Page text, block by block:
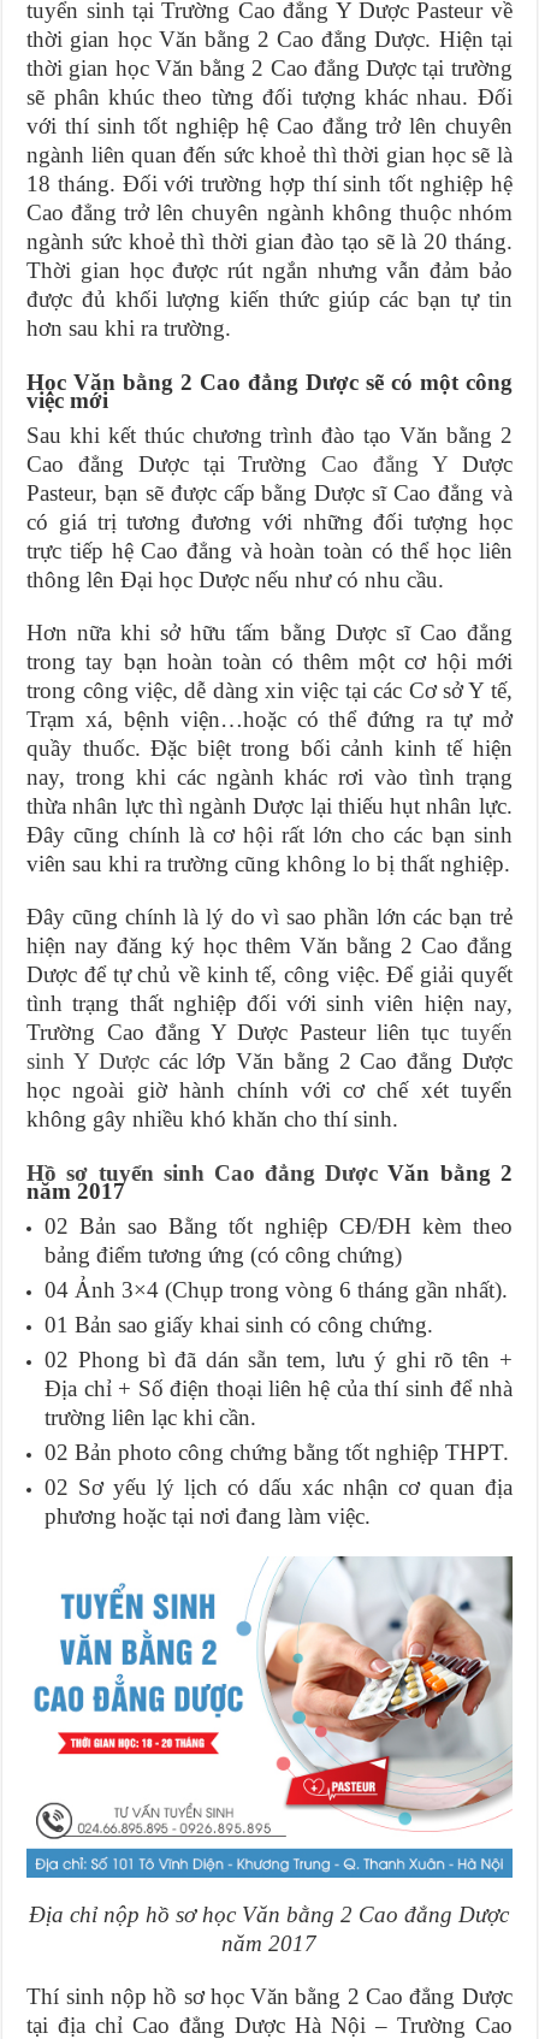
tuyển sinh tại Trường Cao đẳng Y Dược Pasteur về
thời gian học Văn bằng 2 Cao đẳng Dược. Hiện tại
thời gian học Văn bằng 2 Cao đẳng Dược tại trường
sẽ phân khúc theo từng đối tượng khác nhau. Đối
với thí sinh tốt nghiệp hệ Cao đẳng trở lên chuyên
ngành liên quan đến sức khoẻ thì thời gian học sẽ là
18 tháng. Đối với trường hợp thí sinh tốt nghiệp hệ
Cao đẳng trở lên chuyên ngành không thuộc nhóm
ngành sức khoẻ thì thời gian đào tạo sẽ là 20 tháng.
Thời gian học được rút ngắn nhưng vẫn đảm bảo
được đủ khối lượng kiến thức giúp các bạn tự tin
hơn sau khi ra trường.
Học Văn bằng 2 Cao đẳng Dược sẽ có một công
việc mới
Sau khi kết thúc chương trình đào tạo Văn bằng 2
Cao đẳng Dược tại TrườngCao đẳng YDược
Pasteur, bạn sẽ được cấp bằng Dược sĩ Cao đẳng và
có giá trị tương đương với những đối tượng học
trực tiếp hệ Cao đẳng và hoàn toàn có thể học liên
thông lên Đại học Dược nếu như có nhu cầu.
Hơn nữa khi sở hữu tấm bằng Dược sĩ Cao đẳng
trong tay bạn hoàn toàn có thêm một cơ hội mới
trong công việc, dễ dàng xin việc tại các Cơ sở Y tế,
Trạm xá, bệnh viện…hoặc có thể đứng ra tự mở
quầy thuốc. Đặc biệt trong bối cảnh kinh tế hiện
nay, trong khi các ngành khác rơi vào tình trạng
thừa nhân lực thì ngành Dược lại thiếu hụt nhân lực.
Đây cũng chính là cơ hội rất lớn cho các bạn sinh
viên sau khi ra trường cũng không lo bị thất nghiệp.
Đây cũng chính là lý do vì sao phần lớn các bạn trẻ
hiện nay đăng ký học thêm Văn bằng 2 Cao đẳng
Dược để tự chủ về kinh tế, công việc. Để giải quyết
tình trạng thất nghiệp đối với sinh viên hiện nay,
Trường Cao đẳng Y Dược Pasteur liên tục tuyến
sinh Y Dượccác lớp Văn bằng 2 Cao đẳng Dược
học ngoài giờ hành chính với cơ chế xét tuyển
không gây nhiều khó khăn cho thí sinh.
Hồ sơ tuyển sinh Cao đẳng Dược Văn bằng 2
năm 2017
02 Bản sao Bằng tốt nghiệp CĐ/ĐH kèm theo
bảng điểm tương ứng (có công chứng)
04 Ảnh 3×4 (Chụp trong vòng 6 tháng gần nhất).
01 Bản sao giấy khai sinh có công chứng.
02 Phong bì đã dán sẵn tem, lưu ý ghi rõ tên +
Địa chỉ + Số điện thoại liên hệ của thí sinh để nhà
trường liên lạc khi cần.
02 Bản photo công chứng bằng tốt nghiệp THPT.
02 Sơ yếu lý lịch có dấu xác nhận cơ quan địa
phương hoặc tại nơi đang làm việc.
Địa chỉ nộp hồ sơ học Văn bằng 2 Cao đẳng Dược
năm 2017
Thí sinh nộp hồ sơ học Văn bằng 2 Cao đẳng Dược
tại địa chỉ Cao đẳng Dược Hà Nội – Trường Cao